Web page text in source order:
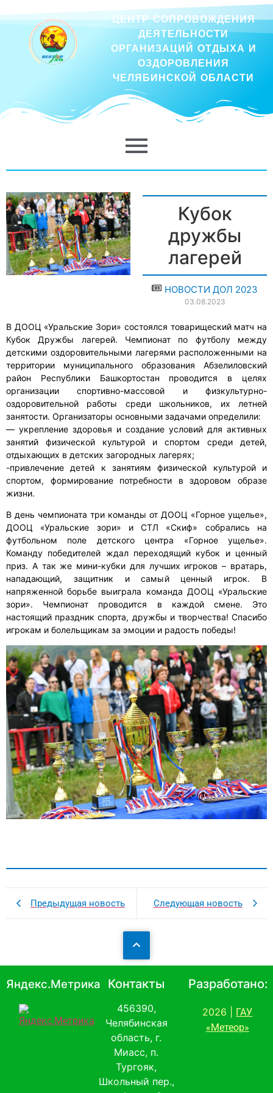
ЦЕНТР СОПРОВОЖДЕНИЯ
ДЕЯТЕЛЬНОСТИ
ОРГАНИЗАЦИЙ ОТДЫХА И
ОЗДОРОВЛЕНИЯ
ЧЕЛЯБИНСКОЙ ОБЛАСТИ
Кубок
дружбы
лагерей
НОВОСТИ ДОЛ 2023
03.08.2023
В ДООЦ «Уральские Зори» состоялся товарищеский матч на
Кубок Дружбы лагерей. Чемпионат по футболу между
детскими оздоровительными лагерями расположенными на
территории муниципального образования Абзелиловский
район Республики Башкортостан проводится в целях
организации спортивно-массовой и физкультурно-
оздоровительной работы среди школьников, их летней
занятости. Организаторы основными задачами определили:
— укрепление здоровья и создание условий для активных
занятий физической культурой и спортом среди детей,
отдыхающих в детских загородных лагерях;
-привлечение детей к занятиям физической культурой и
спортом, формирование потребности в здоровом образе
жизни.
В день чемпионата три команды от ДООЦ «Горное ущелье»,
ДООЦ «Уральские зори» и СТЛ «Скиф» собрались на
футбольном поле детского центра «Горное ущелье».
Команду победителей ждал переходящий кубок и ценный
приз. А так же мини-кубки для лучших игроков – вратарь,
нападающий, защитник и самый ценный игрок. В
напряженной борьбе выиграла команда ДООЦ «Уральские
зори». Чемпионат проводится в каждой смене. Это
настоящий праздник спорта, дружбы и творчества! Спасибо
игрокам и болельщикам за эмоции и радость победы!
Предыдущая новость Следующая новость
Яндекс.Метрика Контакты
456390,
Челябинская
область, г.
Миасс, п.
Тургояк,
Школьный пер.,
Разработано:
2026 | ГАУ
«Метеор»